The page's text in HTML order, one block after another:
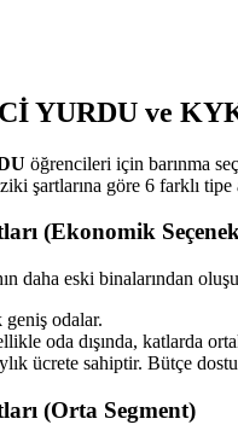
YURDU ve
öğrencileri için barınma
şartlarına göre 6 farklı
(Ekonomik
daha eski binalarından
odalar.
oda dışında, katlarda
ücrete sahiptir. Bütçe
(Orta Segment)